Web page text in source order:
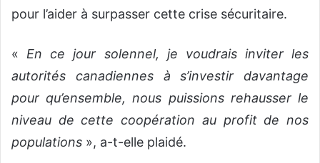
pour l’aider à surpasser cette crise sécuritaire.
« En ce jour solennel, je voudrais inviter les
autorités canadiennes à s’investir davantage
pour qu’ensemble, nous puissions rehausser le
niveau de cette coopération au profit de nos
populations », a-t-elle plaidé.